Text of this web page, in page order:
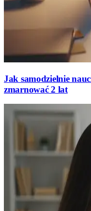
Jak samodzielnie
zmarnować 2 lat